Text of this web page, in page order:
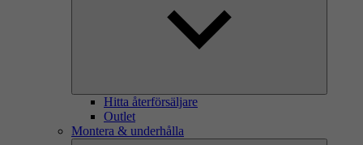
Hitta återförsäljare
Outlet
Montera & underhålla